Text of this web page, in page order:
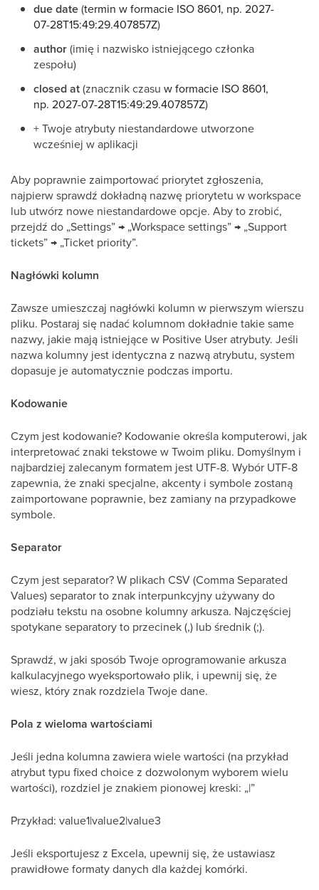
due date(termin w formacie ISO 8601, np. 2027-
07-28T15:49:29.407857Z)
author(imię i nazwisko istniejącego członka
zespołu)
closed at(znacznik czasu w formacie ISO 8601,
np. 2027-07-28T15:49:29.407857Z)
+ Twoje atrybuty niestandardowe utworzone
wcześniej w aplikacji
Aby poprawnie zaimportować priorytet zgłoszenia,
najpierw sprawdź dokładną nazwę priorytetu w workspace
lub utwórz nowe niestandardowe opcje. Aby to zrobić,
przejdź do „Settings” → „Workspace settings” → „Support
tickets” → „Ticket priority”.
Nagłówki kolumn
Zawsze umieszczaj nagłówki kolumn w pierwszym wierszu
pliku. Postaraj się nadać kolumnom dokładnie takie same
nazwy, jakie mają istniejące w Positive User atrybuty. Jeśli
nazwa kolumny jest identyczna z nazwą atrybutu, system
dopasuje je automatycznie podczas importu.
Kodowanie
Czym jest kodowanie? Kodowanie określa komputerowi, jak
interpretować znaki tekstowe w Twoim pliku. Domyślnym i
najbardziej zalecanym formatem jest UTF-8. Wybór UTF-8
zapewnia, że znaki specjalne, akcenty i symbole zostaną
zaimportowane poprawnie, bez zamiany na przypadkowe
symbole.
Separator
Czym jest separator? W plikach CSV (Comma Separated
Values) separator to znak interpunkcyjny używany do
podziału tekstu na osobne kolumny arkusza. Najczęściej
spotykane separatory to przecinek (,) lub średnik (;).
Sprawdź, w jaki sposób Twoje oprogramowanie arkusza
kalkulacyjnego wyeksportowało plik, i upewnij się, że
wiesz, który znak rozdziela Twoje dane.
Pola z wieloma wartościami
Jeśli jedna kolumna zawiera wiele wartości (na przykład
atrybut typu fixed choice z dozwolonym wyborem wielu
wartości), rozdziel je znakiem pionowej kreski: „|”
Przykład: value1|value2|value3
Jeśli eksportujesz z Excela, upewnij się, że ustawiasz
prawidłowe formaty danych dla każdej komórki.